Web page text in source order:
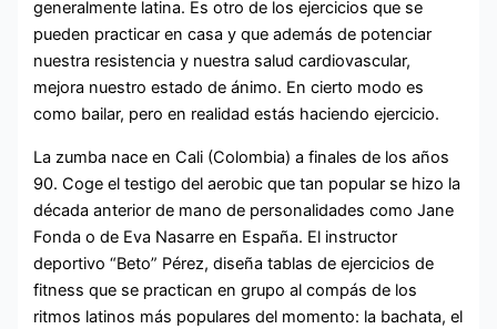
generalmente latina. Es otro de los ejercicios que se
pueden practicar en casa y que además de potenciar
nuestra resistencia y nuestra salud cardiovascular,
mejora nuestro estado de ánimo. En cierto modo es
como bailar, pero en realidad estás haciendo ejercicio.
La zumba nace en Cali (Colombia) a finales de los años
90. Coge el testigo del aerobic que tan popular se hizo la
década anterior de mano de personalidades como Jane
Fonda o de Eva Nasarre en España. El instructor
deportivo “Beto” Pérez, diseña tablas de ejercicios de
fitness que se practican en grupo al compás de los
ritmos latinos más populares del momento: la bachata, el